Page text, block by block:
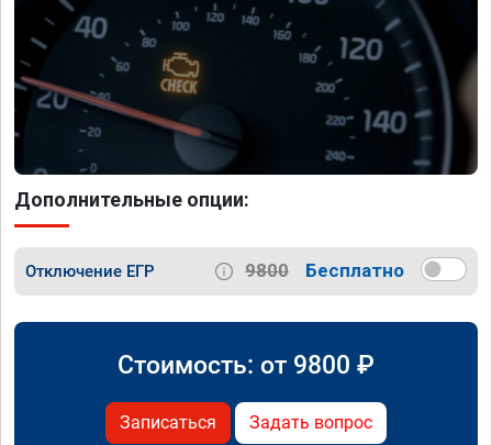
Дополнительные опции:
Отключение ЕГР 9800 Бесплатно
Стоимость: от 9800 ₽
Записаться Задать вопрос